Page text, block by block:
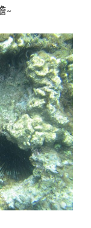
~